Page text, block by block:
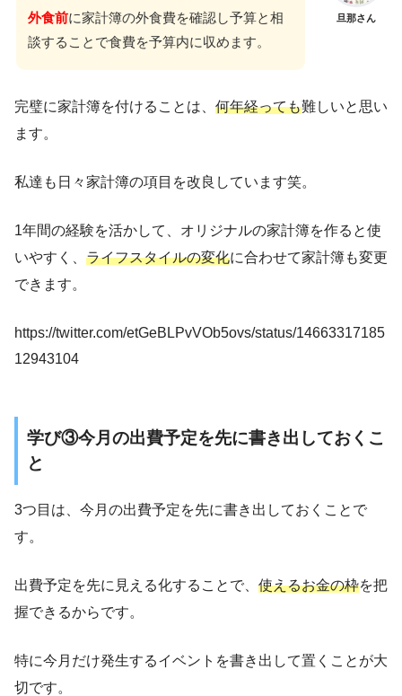
旦那さん
外食前に家計簿の外食費を確認し予算と相
談することで食費を予算内に収めます。
完璧に家計簿を付けることは、 何年経っても難しいと思い
ます。
私達も日々家計簿の項目を改良しています笑。
1年間の経験を活かして、オリジナルの家計簿を作ると使
いやすく、 ライフスタイルの変化に合わせて家計簿も変更
できます。
https://twitter.com/etGeBLPvVOb5ovs/status/14663317185
12943104
学び③今月の出費予定を先に書き出しておくこ
と
3つ目は、今月の出費予定を先に書き出しておくことで
す。
出費予定を先に見える化することで、 使えるお金の枠を把
握できるからです。
特に今月だけ発生するイベントを書き出して置くことが大
切です。